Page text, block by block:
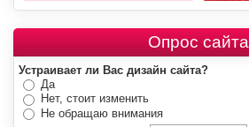
Опрос сайта
Устраивает ли Вас дизайн сайта?
Да
Нет, стоит изменить
Не обращаю внимания